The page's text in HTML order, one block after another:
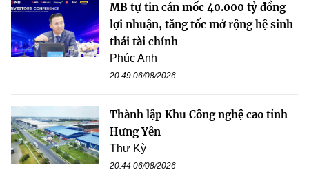
MB tự tin cán mốc 40.000 tỷ đồng
lợi nhuận, tăng tốc mở rộng hệ sinh
thái tài chính
Phúc Anh
20:49 06/08/2026
Thành lập Khu Công nghệ cao tỉnh
Hưng Yên
Thư Kỳ
20:44 06/08/2026